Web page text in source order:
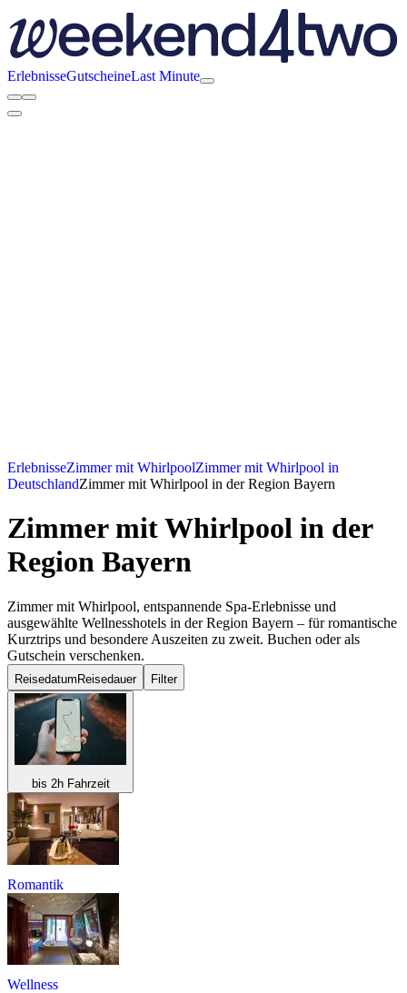
ErlebnisseGutscheineLast Minute
ErlebnisseZimmer mit WhirlpoolZimmer mit Whirlpool in
DeutschlandZimmer mit Whirlpool in der Region Bayern
Zimmer mit Whirlpool in der
Region Bayern
Zimmer mit Whirlpool, entspannende Spa-Erlebnisse und
ausgewählte Wellnesshotels in der Region Bayern – für romantische
Kurztrips und besondere Auszeiten zu zweit. Buchen oder als
Gutschein verschenken.
Reisedatum Reisedauer Filter
bis 2h Fahrzeit
Romantik
Wellness